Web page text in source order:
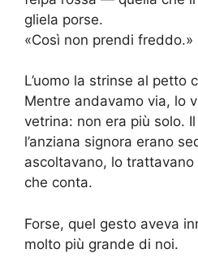
gliela porse.
«Così non prendi freddo.»
L’uomo la strinse al petto
Mentre andavamo via, lo
vetrina: non era più solo.
l’anziana signora erano
ascoltavano, lo
che conta.
Forse, quel gesto aveva
molto più grande di noi.